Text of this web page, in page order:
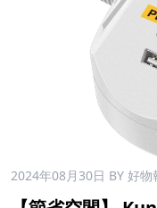
2024年08月30日 BY 好